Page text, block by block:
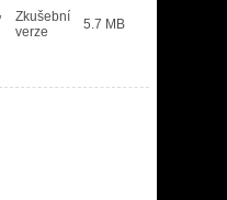
Zkušební
verze
5.7 MB